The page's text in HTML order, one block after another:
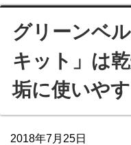
グリーンベ
キット」は
垢に使いやす
2018年7月25日